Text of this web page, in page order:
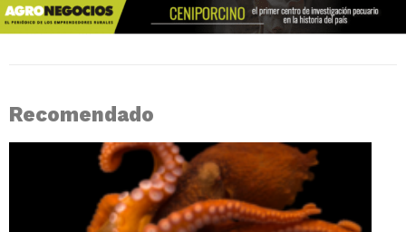
Recomendado